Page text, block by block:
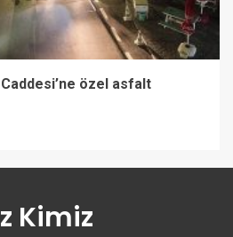
özel asfalt
Kimiz